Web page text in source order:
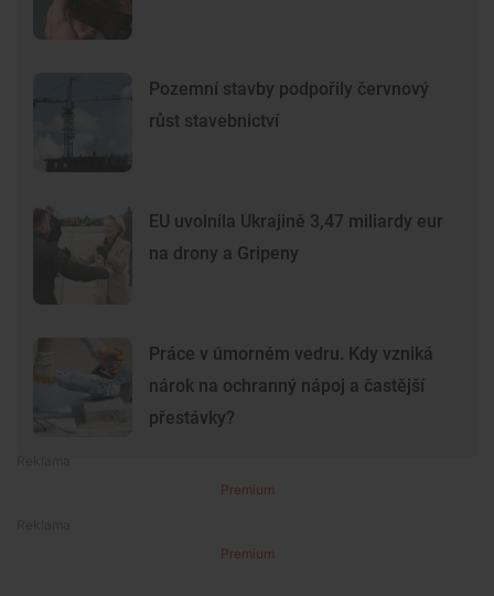
Pozemní stavby podpořily červnový
růst stavebnictví
EU uvolnila Ukrajině 3,47 miliardy eur
na drony a Gripeny
Práce v úmorném vedru. Kdy vzniká
nárok na ochranný nápoj a častější
přestávky?
Premium
Premium